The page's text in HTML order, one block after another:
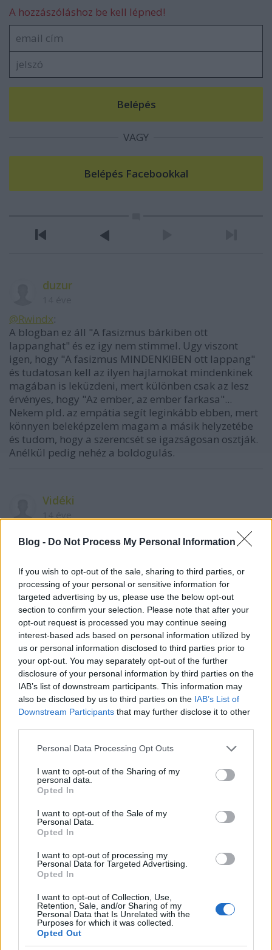
Blog - Do Not Process My Personal Information
If you wish to opt-out of the sale, sharing to third parties, or
processing of your personal or sensitive information for
targeted advertising by us, please use the below opt-out
section to confirm your selection. Please note that after your
opt-out request is processed you may continue seeing
interest-based ads based on personal information utilized by
us or personal information disclosed to third parties prior to
your opt-out. You may separately opt-out of the further
disclosure of your personal information by third parties on the
IAB’s list of downstream participants. This information may
also be disclosed by us to third parties on the IAB’s List of
Downstream Participants that may further disclose it to other
Please note that this website/app uses one or more Google
not limited to your visit or usage behaviour. You may click to
grant or deny consent to Google and its third-party tags to
use your data for below specified purposes in below Google
consent section.
Personal Data Processing Opt Outs
I want to opt-out of the Sharing of my
personal data.
Opted In
I want to opt-out of the Sale of my
Personal Data.
Opted In
I want to opt-out of processing my
Personal Data for Targeted Advertising.
Opted In
I want to opt-out of Collection, Use,
Retention, Sale, and/or Sharing of my
Personal Data that Is Unrelated with the
Purposes for which it was collected.
Opted Out
A hozzászóláshoz be kell lépned!
VAGY
duzur
@Rwindx:
A blogban ez áll "A fasizmus bárkiben ott
lappanghat" és ez igy nem stimmel. Ugy viszont
igen, hogy "A fasizmus MINDENKIBEN ott lappang"
és tudatosan kell az ilyen hajlamokat mindenkinek
magában is leküzdeni, mert különben csak az lesz
érvényes, hogy "Az ember, az ember farkasa"...
Nekem pld. az empátia segít leginkább ebben, mert
könnyen beleképzelem magam a másik helyzetébe
és tudom, hogy a szerencsét se igazságosan osztják.
Anélkül pedig nehéz a boldogulás.
Vidéki
14 éve
becsületét."
Ugyanezt éreztem, mikor a multkor betévedtem az
ATV „Egyenes beszéd” című műsorára.
Még hogy „Egyenes beszéd”?
Nem félnek, hogy leszakad a plafon egy ilyen
egetverő hazugság hallatán?
Kálmán Olga egy Hánti Vilmos nevű hivatásos,
megélhetési antifasisztát beszéltetett hosszasan.
Hánti Vilmos a MAGYAR ELLENÁLLÓK ÉS
ANTIFASISZTÁK SZÖVETSÉGE elnöke.
évvel a fasizmus leverése után, mindenütt
fasisztákat, újnyilasokat, nácikat stb. látnak és
Ebből a „szakmából” jól táplált testéből láthatóan
Hánti Vilmos is jól megél.
Érdekes még, hogy életkora alapján Hánti Vilmos
jóval a fasizmus totális veresége után születhetett,
mégis „Ellenálló” lehet.
Vajon kik finanszírozhatják egy Hánti Vilmos nevű
hivatásos, megélhetési antifasiszta megélhetését?